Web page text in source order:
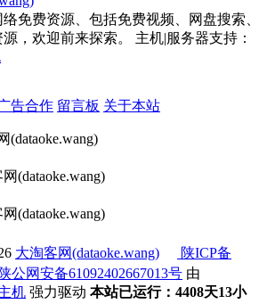
免费资源、包括免费视频、网盘搜索、
，欢迎前来探索。 主机|服务器支持：
告合作 留言板 关于本站
大淘客网(dataoke.wang)
陕ICP备
陕公网安备61092402667013号 由
强力驱动 本站已运行：4408天13小